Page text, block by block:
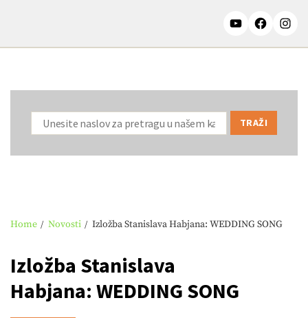
Home Novosti Izložba Stanislava Habjana: WEDDING SONG
Izložba Stanislava
Habjana: WEDDING SONG